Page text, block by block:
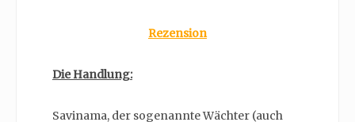
Rezension
Die Handlung:
Savinama, der sogenannte Wächter (auch